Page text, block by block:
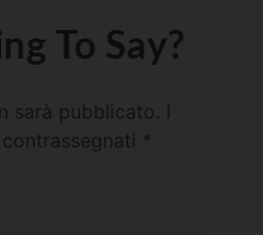
To Say?
sarà pubblicato.
*